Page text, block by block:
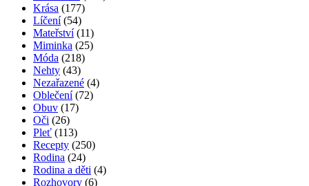
Krása (177)
Líčení(54)
Mateřství(11)
Miminka (25)
Móda (218)
Nehty (43)
Nezařazené (4)
Oblečení(72)
Obuv (17)
Oči (26)
Pleť (113)
Recepty (250)
Rodina (24)
Rodina a děti (4)
Rozhovory (6)